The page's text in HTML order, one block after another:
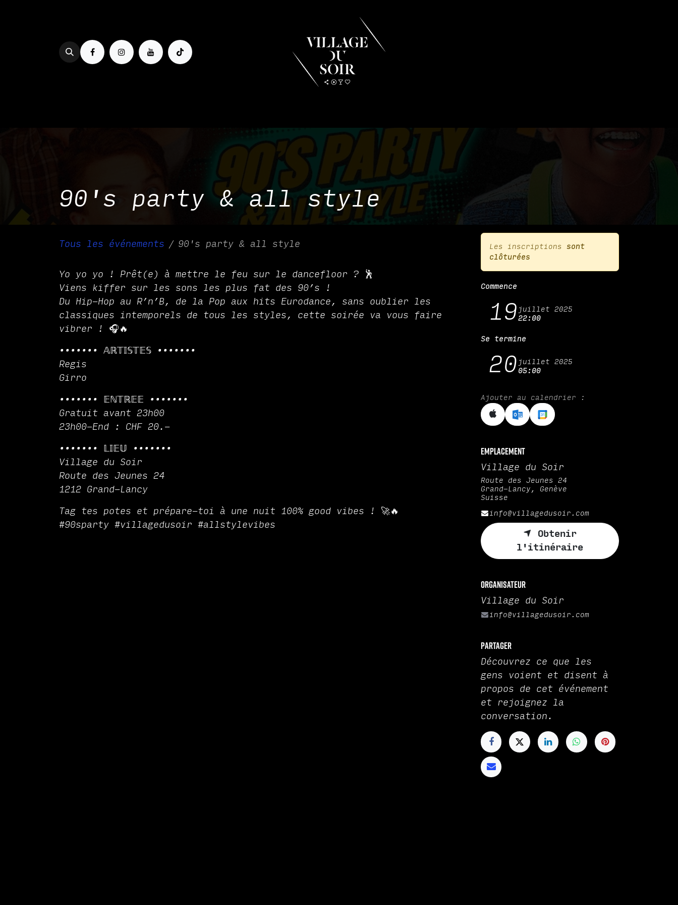
90's party & all style
Tous les événements 90's party & all style
Yo yo yo ! Prêt(e) à mettre le feu sur le dancefloor ? 🕺
Viens kiffer sur les sons les plus fat des 90’s !
Du Hip-Hop au R’n’B, de la Pop aux hits Eurodance, sans oublier les
classiques intemporels de tous les styles, cette soirée va vous faire
vibrer ! 🎧🔥
••••••• 𝔸ℝ𝕋𝕀𝕊𝕋𝔼𝕊 •••••••
Regis
Girro
••••••• 𝔼ℕ𝕋ℝ𝔼𝔼 •••••••
Gratuit avant 23h00
23h00-End : CHF 20.-
••••••• 𝕃𝕀𝔼𝕌 •••••••
Village du Soir
Route des Jeunes 24
1212 Grand-Lancy
Tag tes potes et prépare-toi à une nuit 100% good vibes ! 🚀🔥
#90sparty #villagedusoir #allstylevibes
Les inscriptions sont
clôturées
Commence
19 juillet 2025
22:00
Se termine
20 juillet 2025
05:00
Ajouter au calendrier :
Emplacement
Village du Soir
Route des Jeunes 24
Grand-Lancy, Genève
Suisse
info@villagedusoir.com
Obtenir
l'itinéraire
Organisateur
Village du Soir
info@villagedusoir.com
Partager
Découvrez ce que les
gens voient et disent à
propos de cet événement
et rejoignez la
conversation.